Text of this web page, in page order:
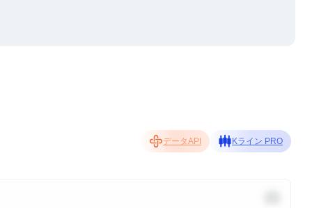
データAPI Kライン PRO